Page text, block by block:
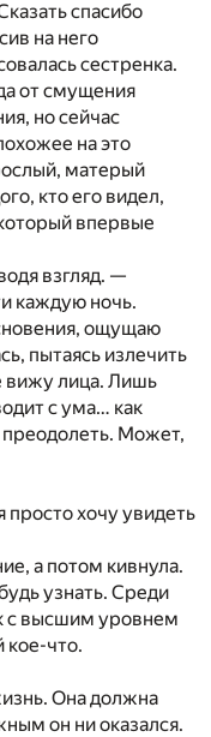
спасибо
на него
сестренка.
от смущения
но сейчас
на это
матерый
кто его видел,
впервые
взгляд. —
каждую ночь.
ощущаю
пытаясь излечить
вижу лица. Лишь
с ума… как
преодолеть. Может,
просто хочу увидеть
а потом кивнула.
узнать. Среди
с высшим уровнем
кое-что.
Она должна
он ни оказался.